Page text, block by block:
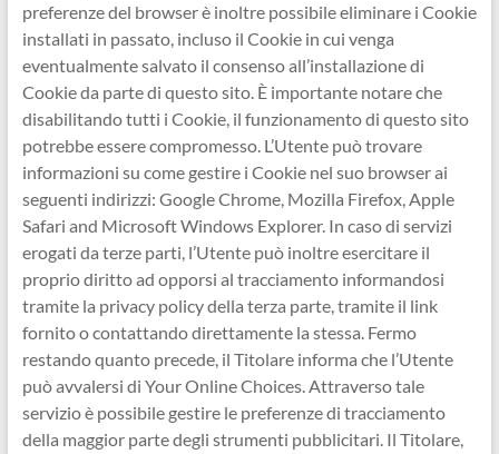
preferenze del browser è inoltre possibile eliminare i Cookie
installati in passato, incluso il Cookie in cui venga
eventualmente salvato il consenso all’installazione di
Cookie da parte di questo sito. È importante notare che
disabilitando tutti i Cookie, il funzionamento di questo sito
potrebbe essere compromesso. L’Utente può trovare
informazioni su come gestire i Cookie nel suo browser ai
seguenti indirizzi: Google Chrome, Mozilla Firefox, Apple
Safari and Microsoft Windows Explorer. In caso di servizi
erogati da terze parti, l’Utente può inoltre esercitare il
proprio diritto ad opporsi al tracciamento informandosi
tramite la privacy policy della terza parte, tramite il link
fornito o contattando direttamente la stessa. Fermo
restando quanto precede, il Titolare informa che l’Utente
può avvalersi di Your Online Choices. Attraverso tale
servizio è possibile gestire le preferenze di tracciamento
della maggior parte degli strumenti pubblicitari. Il Titolare,